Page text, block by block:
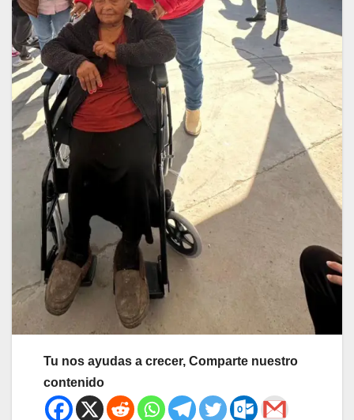
Tu nos ayudas a crecer, Comparte nuestro
contenido